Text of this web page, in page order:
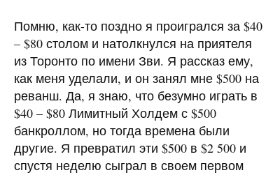
Помню, как-то поздно я проигрался за $40
– $80 столом и натолкнулся на приятеля
из Торонто по имени Зви. Я рассказ ему,
как меня уделали, и он занял мне $500 на
реванш. Да, я знаю, что безумно играть в
$40 – $80 Лимитный Холдем с $500
банкроллом, но тогда времена были
другие. Я превратил эти $500 в $2 500 и
спустя неделю сыграл в своем первом